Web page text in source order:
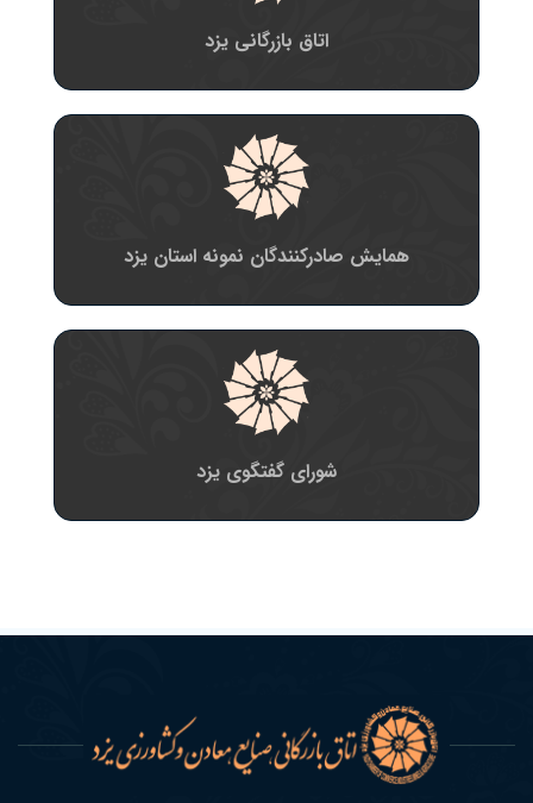
اتاق بازرگانی یزد
همایش صادرکنندگان نمونه استان یزد
شورای گفتگوی یزد